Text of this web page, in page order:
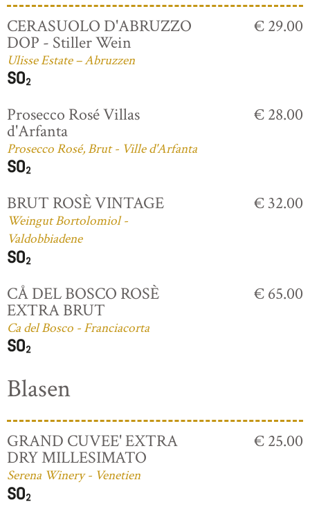
CERASUOLO D'ABRUZZO
DOP - Stiller Wein
Ulisse Estate – Abruzzen
€ 29.00
Prosecco Rosé Villas
d'Arfanta
Prosecco Rosé, Brut - Ville d'Arfanta
€ 28.00
BRUT ROSÈ VINTAGE
Weingut Bortolomiol -
Valdobbiadene
€ 32.00
CÅ DEL BOSCO ROSÈ
EXTRA BRUT
Ca del Bosco - Franciacorta
€ 65.00
Blasen
GRAND CUVEE' EXTRA
DRY MILLESIMATO
Serena Winery - Venetien
€ 25.00